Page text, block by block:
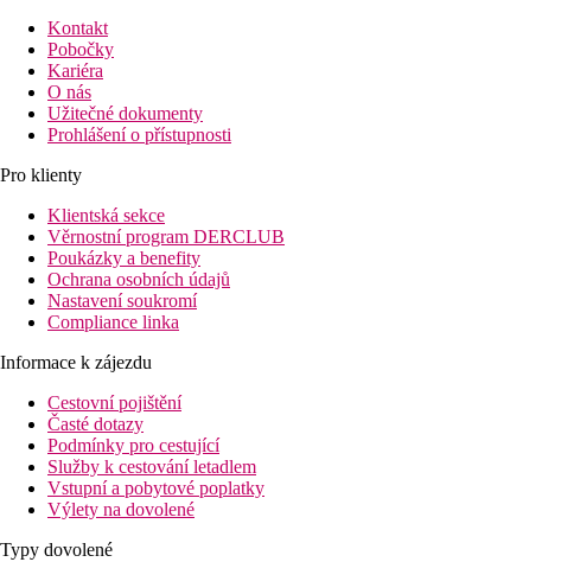
Kontakt
Pobočky
Kariéra
O nás
Užitečné dokumenty
Prohlášení o přístupnosti
Pro klienty
Klientská sekce
Věrnostní program DERCLUB
Poukázky a benefity
Ochrana osobních údajů
Nastavení soukromí
Compliance linka
Informace k zájezdu
Cestovní pojištění
Časté dotazy
Podmínky pro cestující
Služby k cestování letadlem
Vstupní a pobytové poplatky
Výlety na dovolené
Typy dovolené